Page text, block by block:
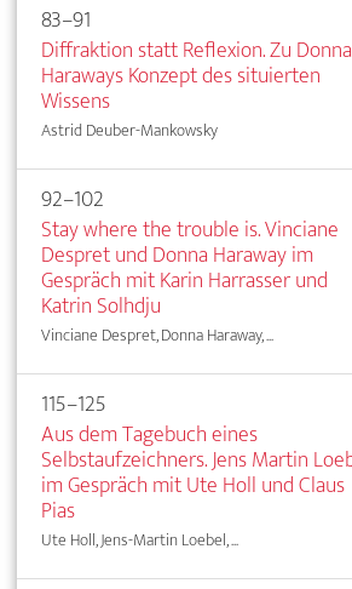
83–91
Diffraktion statt Reflexion. Zu Donna
Haraways Konzept des situierten
Wissens
Astrid Deuber-Mankowsky
92–102
Stay where the trouble is. Vinciane
Despret und Donna Haraway im
Gespräch mit Karin Harrasser und
Katrin Solhdju
Vinciane Despret, Donna Haraway, ...
115–125
Aus dem Tagebuch eines
Selbstaufzeichners. Jens Martin
im Gespräch mit Ute Holl und Claus
Pias
Ute Holl, Jens-Martin Loebel, ...